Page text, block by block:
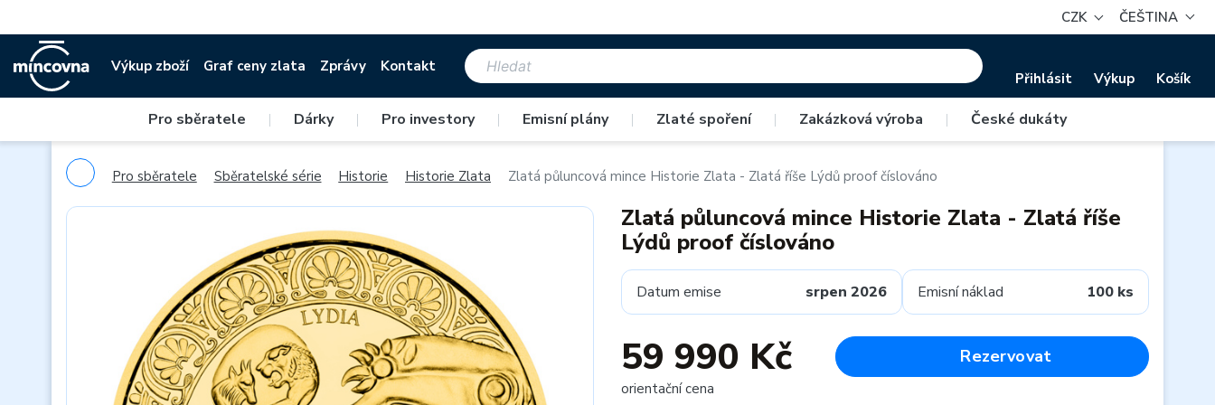
CZK ČEŠTINA
Výkup zboží Graf ceny zlata Zprávy Kontakt
Přihlásit Výkup Košík
Pro sběratele | Dárky | Pro investory | Emisní plány | Zlaté spoření | Zakázková výroba | České dukáty
Pro sběratele Sběratelské série Historie Historie Zlata Zlatá půluncová mince Historie Zlata - Zlatá říše Lýdů proof číslováno
Zlatá půluncová mince Historie Zlata - Zlatá říše
Lýdů proof číslováno
Datum emise srpen 2026 Emisní náklad 100 ks
59 990 Kč
orientační cena
Rezervovat